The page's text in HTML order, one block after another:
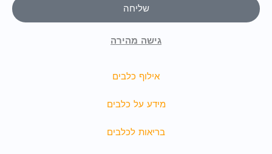
שליחה
גישה מהירה
אילוף כלבים
מידע על כלבים
בריאות לכלבים